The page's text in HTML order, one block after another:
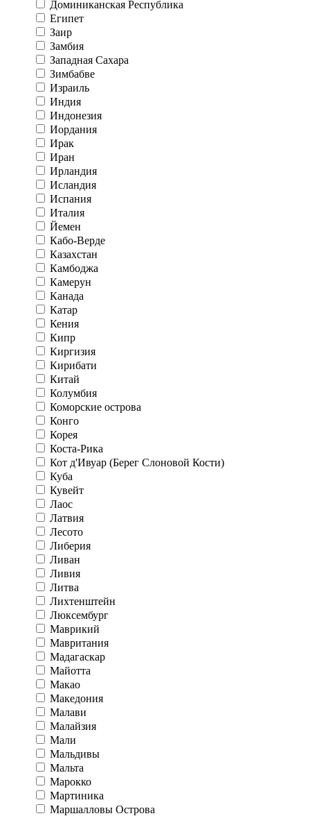
Доминиканская Республика
Египет
Заир
Замбия
Западная Сахара
Зимбабве
Израиль
Индия
Индонезия
Иордания
Ирак
Иран
Ирландия
Исландия
Испания
Италия
Йемен
Кабо-Верде
Казахстан
Камбоджа
Камерун
Канада
Катар
Кения
Кипр
Киргизия
Кирибати
Китай
Колумбия
Коморские острова
Конго
Корея
Коста-Рика
Кот д'Ивуар (Берег Слоновой Кости)
Куба
Кувейт
Лаос
Латвия
Лесото
Либерия
Ливан
Ливия
Литва
Лихтенштейн
Люксембург
Маврикий
Мавритания
Мадагаскар
Майотта
Макао
Македония
Малави
Малайзия
Мали
Мальдивы
Мальта
Марокко
Мартиника
Маршалловы Острова